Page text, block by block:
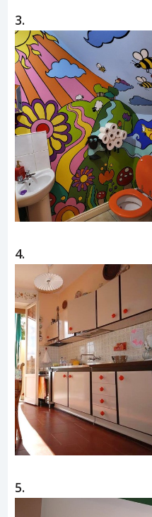
3.
4.
5.